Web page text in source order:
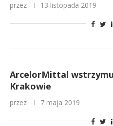
przez 13 listopada 2019
ArcelorMittal
Krakowie
przez 7 maja 2019